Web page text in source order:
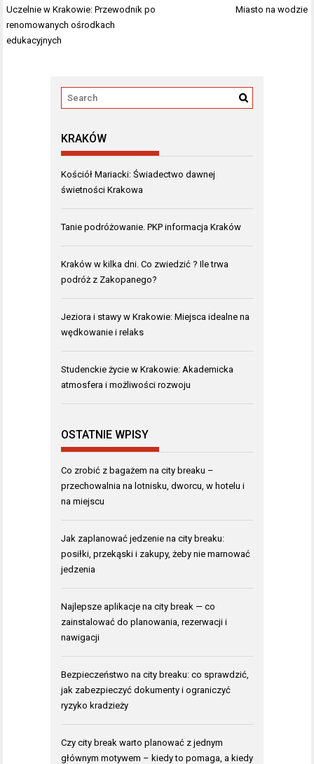
Nawigacja
wpisu
Uczelnie w Krakowie: Przewodnik po
renomowanych ośrodkach
edukacyjnych
Miasto na wodzie
KRAKÓW
Kościół Mariacki: Świadectwo dawnej
świetności Krakowa
Tanie podróżowanie. PKP informacja Kraków
Kraków w kilka dni. Co zwiedzić ? Ile trwa
podróż z Zakopanego?
Jeziora i stawy w Krakowie: Miejsca idealne na
wędkowanie i relaks
Studenckie życie w Krakowie: Akademicka
atmosfera i możliwości rozwoju
OSTATNIE WPISY
Co zrobić z bagażem na city breaku –
przechowalnia na lotnisku, dworcu, w hotelu i
na miejscu
Jak zaplanować jedzenie na city breaku:
posiłki, przekąski i zakupy, żeby nie marnować
jedzenia
Najlepsze aplikacje na city break — co
zainstalować do planowania, rezerwacji i
nawigacji
Bezpieczeństwo na city breaku: co sprawdzić,
jak zabezpieczyć dokumenty i ograniczyć
ryzyko kradzieży
Czy city break warto planować z jednym
głównym motywem – kiedy to pomaga, a kiedy